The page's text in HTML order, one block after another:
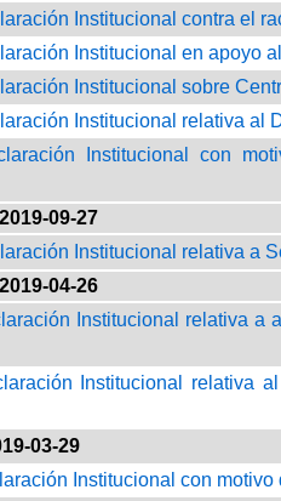
Institucional contra el
Institucional en apoyo
Institucional sobre
Institucional relativa al
Institucional con
2019-09-27
Institucional relativa a
2019-04-26
Institucional relativa a
Institucional relativa
03-29
Institucional con